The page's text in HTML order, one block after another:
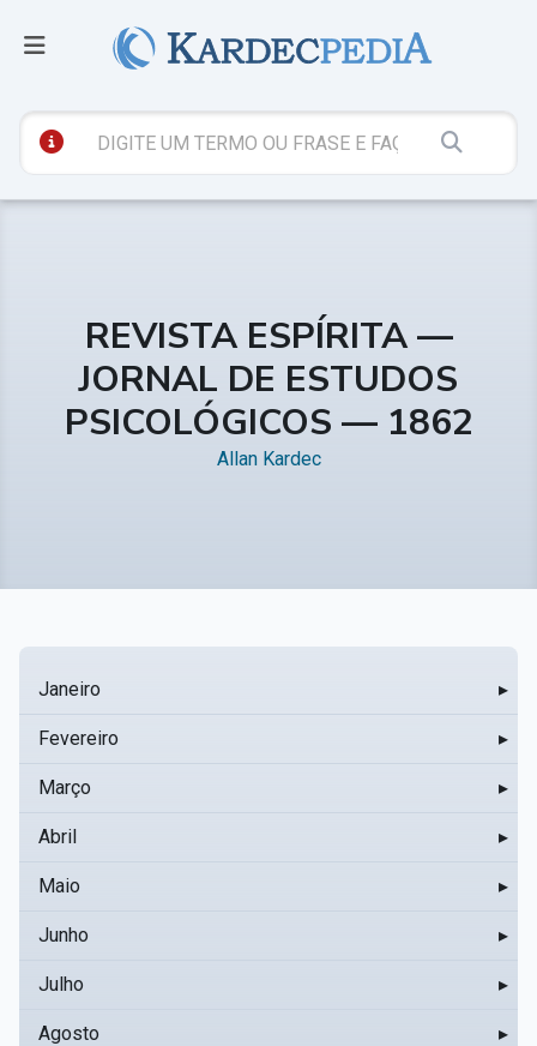
REVISTA ESPÍRITA —
JORNAL DE ESTUDOS
PSICOLÓGICOS — 1862
Allan Kardec
Janeiro ▸
Fevereiro ▸
Março ▸
Abril ▸
Maio ▸
Junho ▸
Julho ▸
Agosto ▸